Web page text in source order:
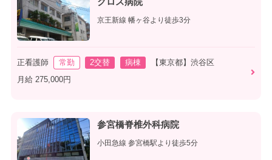
京王新線 幡ヶ谷より徒歩3分
正看護師 常勤 2交替 病棟
【東京都】渋谷区
月給 275,000円
参宮橋脊椎外科病院
小田急線 参宮橋駅より徒歩5分